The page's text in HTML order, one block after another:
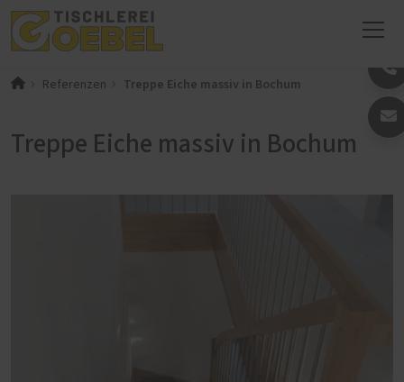
Referenzen Treppe Eiche massiv in Bochum
Treppe Eiche massiv in Bochum